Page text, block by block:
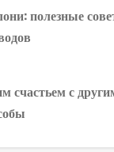
полезные
счастьем с